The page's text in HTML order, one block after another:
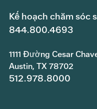
Kế hoạch chăm sóc
844.800.4693
1111 Đường Cesar
Austin, TX 78702
512.978.8000